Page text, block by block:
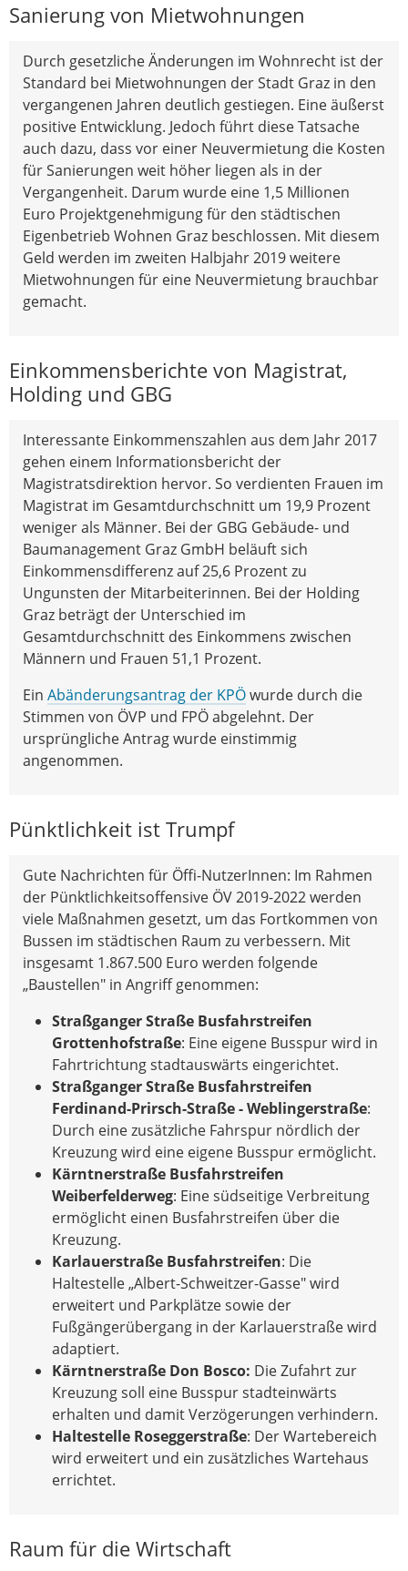
Sanierung von Mietwohnungen
Durch gesetzliche Änderungen im Wohnrecht ist der
Standard bei Mietwohnungen der Stadt Graz in den
vergangenen Jahren deutlich gestiegen. Eine äußerst
positive Entwicklung. Jedoch führt diese Tatsache
auch dazu, dass vor einer Neuvermietung die Kosten
für Sanierungen weit höher liegen als in der
Vergangenheit. Darum wurde eine 1,5 Millionen
Euro Projektgenehmigung für den städtischen
Eigenbetrieb Wohnen Graz beschlossen. Mit diesem
Geld werden im zweiten Halbjahr 2019 weitere
Mietwohnungen für eine Neuvermietung brauchbar
gemacht.
Einkommensberichte von Magistrat,
Holding und GBG
Interessante Einkommenszahlen aus dem Jahr 2017
gehen einem Informationsbericht der
Magistratsdirektion hervor. So verdienten Frauen im
Magistrat im Gesamtdurchschnitt um 19,9 Prozent
weniger als Männer. Bei der GBG Gebäude- und
Baumanagement Graz GmbH beläuft sich
Einkommensdifferenz auf 25,6 Prozent zu
Ungunsten der Mitarbeiterinnen. Bei der Holding
Graz beträgt der Unterschied im
Gesamtdurchschnitt des Einkommens zwischen
Männern und Frauen 51,1 Prozent.
Ein Abänderungsantrag der KPÖwurde durch die
Stimmen von ÖVP und FPÖ abgelehnt. Der
ursprüngliche Antrag wurde einstimmig
angenommen.
Pünktlichkeit ist Trumpf
Gute Nachrichten für Öffi-NutzerInnen: Im Rahmen
der Pünktlichkeitsoffensive ÖV 2019-2022 werden
viele Maßnahmen gesetzt, um das Fortkommen von
Bussen im städtischen Raum zu verbessern. Mit
insgesamt 1.867.500 Euro werden folgende
„Baustellen" in Angriff genommen:
Straßganger Straße Busfahrstreifen
Grottenhofstraße: Eine eigene Busspur wird in
Fahrtrichtung stadtauswärts eingerichtet.
Straßganger Straße Busfahrstreifen
Ferdinand-Prirsch-Straße - Weblingerstraße:
Durch eine zusätzliche Fahrspur nördlich der
Kreuzung wird eine eigene Busspur ermöglicht.
Kärntnerstraße Busfahrstreifen
Weiberfelderweg: Eine südseitige Verbreitung
ermöglicht einen Busfahrstreifen über die
Kreuzung.
Karlauerstraße Busfahrstreifen: Die
Haltestelle „Albert-Schweitzer-Gasse" wird
erweitert und Parkplätze sowie der
Fußgängerübergang in der Karlauerstraße wird
adaptiert.
Kärntnerstraße Don Bosco: Die Zufahrt zur
Kreuzung soll eine Busspur stadteinwärts
erhalten und damit Verzögerungen verhindern.
Haltestelle Roseggerstraße: Der Wartebereich
wird erweitert und ein zusätzliches Wartehaus
errichtet.
Raum für die Wirtschaft